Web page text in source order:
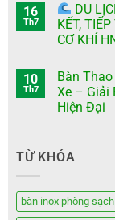
16
Th7
DU
KẾT,
CƠ KHÍ
10
Th7
Bàn
Xe – Giải
Hiện Đại
TỪ KHÓA
bàn inox phòng sạch